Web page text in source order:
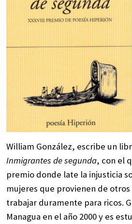
William González, escribe un
Inmigrantes de segunda, con el
premio donde late la injusticia
mujeres que provienen de
trabajar duramente para ricos.
Managua en el año 2000 y es